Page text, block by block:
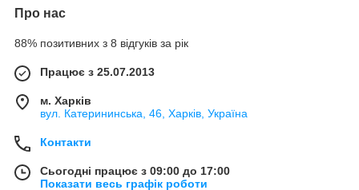
Про нас
88% позитивних з 8 відгуків за рік
Працює з 25.07.2013
м. Харків
вул. Катерининська, 46, Харків, Україна
Контакти
Сьогодні працює з 09:00 до 17:00
Показати весь графік роботи